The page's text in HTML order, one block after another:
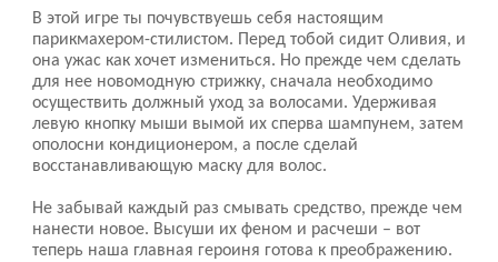
В этой игре ты почувствуешь себя настоящим
парикмахером-стилистом. Перед тобой сидит Оливия, и
она ужас как хочет измениться. Но прежде чем сделать
для нее новомодную стрижку, сначала необходимо
осуществить должный уход за волосами. Удерживая
левую кнопку мыши вымой их сперва шампунем, затем
ополосни кондиционером, а после сделай
восстанавливающую маску для волос.
Не забывай каждый раз смывать средство, прежде чем
нанести новое. Высуши их феном и расчеши – вот
теперь наша главная героиня готова к преображению.